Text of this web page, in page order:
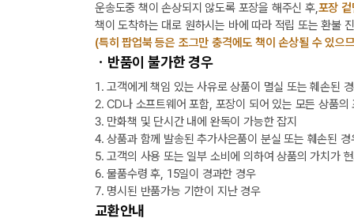
운송도중 책이 손상되지 않도록 포장을 해주신 후,포장
책이 도착하는 대로 원하시는 바에 따라 적립 또는 환불
(특히 팝업북 등은 조그만 충격에도 책이 손상될 수 있으
ㆍ반품이 불가한 경우
1. 고객에게 책임 있는 사유로 상품이 멸실 또는 훼손된
2. CD나 소프트웨어 포함, 포장이 되어 있는 모든 상품의
3. 만화책 및 단시간 내에 완독이 가능한 잡지
4. 상품과 함께 발송된 추가사은품이 분실 또는 훼손된 경
5. 고객의 사용 또는 일부 소비에 의하여 상품의 가치가
6. 물품수령 후, 15일이 경과한 경우
7. 명시된 반품가능 기한이 지난 경우
교환안내